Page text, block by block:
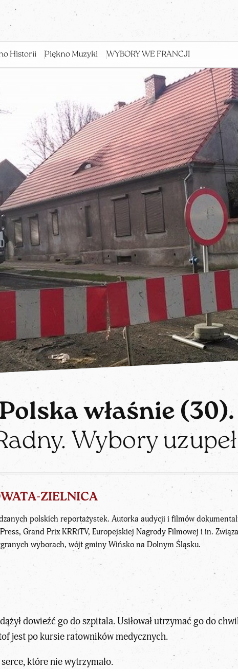
Historii Piękno Muzyki WYBORY WE FRANCJI
Polska właśnie (30).
Wybory
ZIELNICA
polskich reportażystek. Autorka audycji i filmów
Grand Prix KRRiTV, Europejskiej Nagrody Filmowej i in.
wyborach, wójt gminy Wińsko na Dolnym Śląsku.
dowieźć go do szpitala. Usiłował utrzymać go do
jest po kursie ratowników medycznych.
które nie wytrzymało.